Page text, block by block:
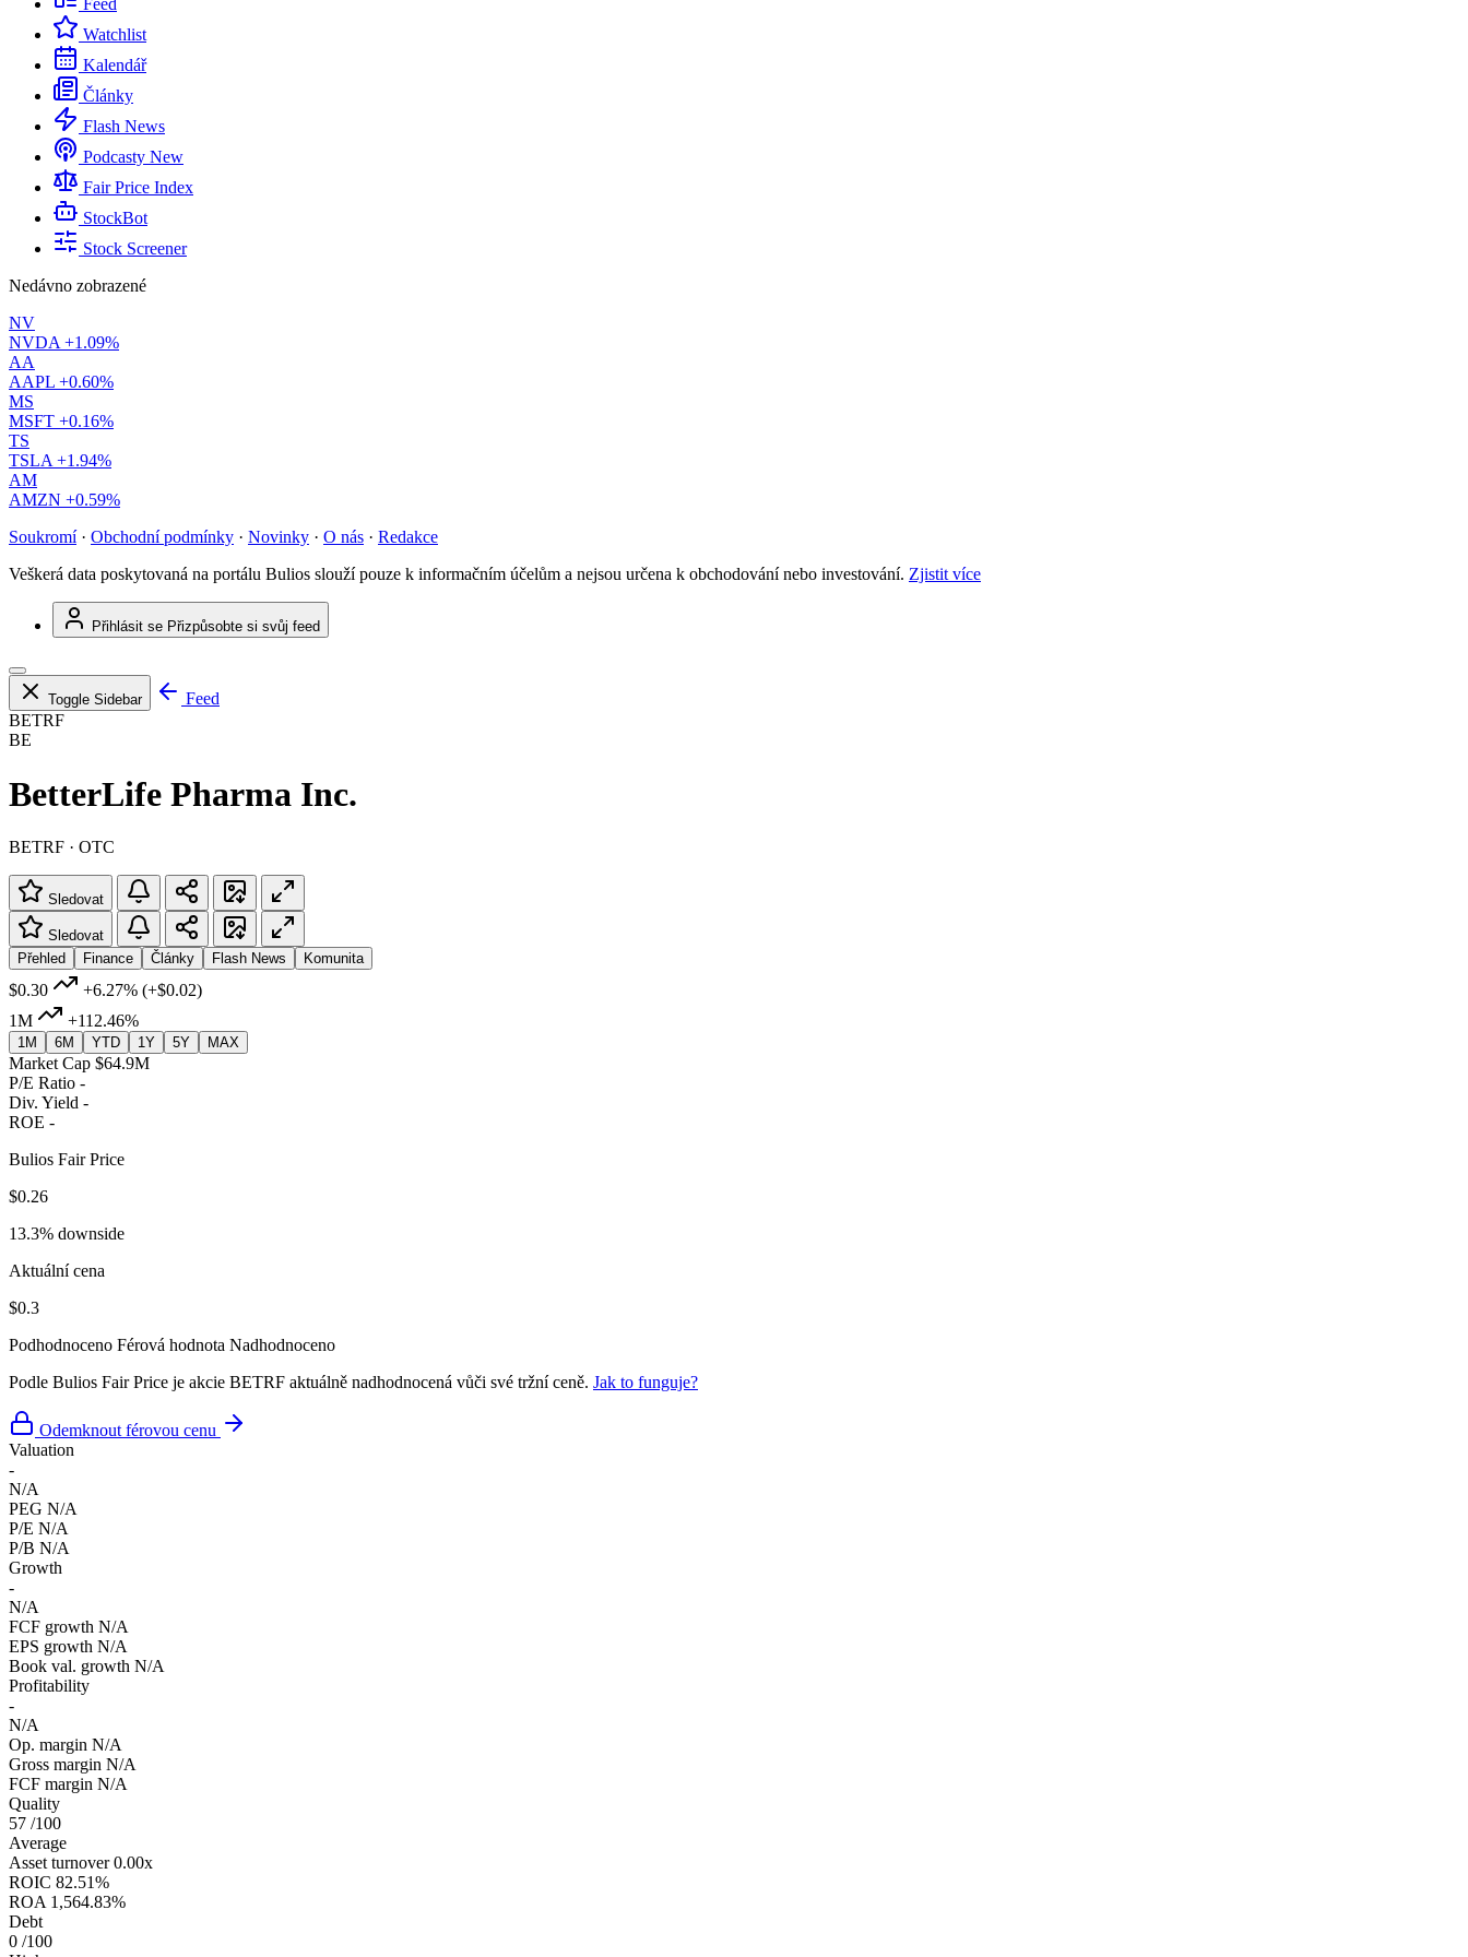
Feed
Watchlist
Kalendář
Články
Flash News
Podcasty New
Fair Price Index
StockBot
Stock Screener
Nedávno zobrazené
NV
NVDA +1.09%
AA
AAPL +0.60%
MS
MSFT +0.16%
TS
TSLA +1.94%
AM
AMZN +0.59%
Soukromí · Obchodní podmínky · Novinky · O nás · Redakce
Veškerá data poskytovaná na portálu Bulios slouží pouze k informačním účelům a nejsou určena k obchodování nebo investování. Zjistit více
Přihlásit se Přizpůsobte si svůj feed
Toggle Sidebar
Feed
BETRF
BE
BetterLife Pharma Inc.
BETRF · OTC
Sledovat
Sledovat
Přehled
Finance Články Flash News Komunita
$0.30 +6.27% (+$0.02)
1M
+112.46%
1M 6M YTD 1Y 5Y MAX
Market Cap $64.9M
P/E Ratio -
Div. Yield -
ROE -
Bulios Fair Price
$0.26
13.3% downside
Aktuální cena
$0.3
Podhodnoceno Férová hodnota Nadhodnoceno
Podle Bulios Fair Price je akcie BETRF aktuálně nadhodnocená vůči své tržní ceně. Jak to funguje?
Odemknout férovou cenu
Valuation
-
N/A
PEG N/A
P/E N/A
P/B N/A
Growth
-
N/A
FCF growth N/A
EPS growth N/A
Book val. growth N/A
Profitability
-
N/A
Op. margin N/A
Gross margin N/A
FCF margin N/A
Quality
57 /100
Average
Asset turnover 0.00x
ROIC 82.51%
ROA 1,564.83%
Debt
0 /100